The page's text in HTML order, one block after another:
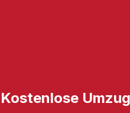
Kostenlose